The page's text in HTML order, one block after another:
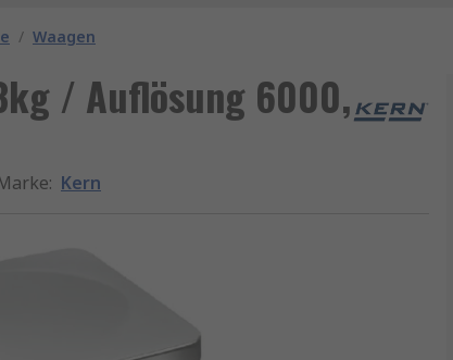
/ Waagen
/ Auflösung 6000,
: Kern